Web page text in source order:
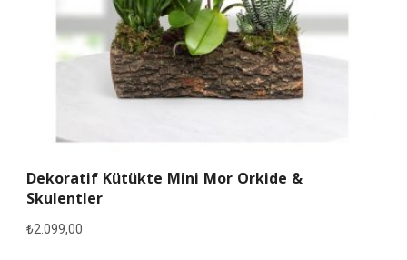
Dekoratif Kütükte Mini Mor Orkide &
Skulentler
₺2.099,00